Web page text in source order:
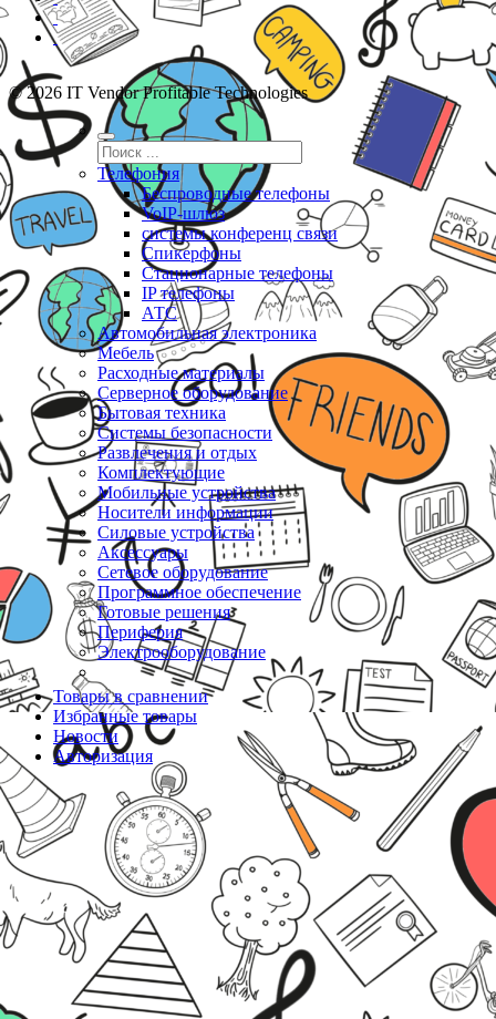
© 2026 IT Vendor Profitable Technologies
Телефония
Беспроводные телефоны
VoIP-шлюз
системы конференц связи
Спикерфоны
Стационарные телефоны
IP телефоны
АТС
Автомобильная электроника
Мебель
Расходные материалы
Серверное оборудование
Бытовая техника
Системы безопасности
Развлечения и отдых
Комплектующие
Мобильные устройства
Носители информации
Силовые устройства
Аксессуары
Сетевое оборудование
Программное обеспечение
Готовые решения
Периферия
Электрооборудование
Товары в сравнении
Избранные товары
Новости
Авторизация